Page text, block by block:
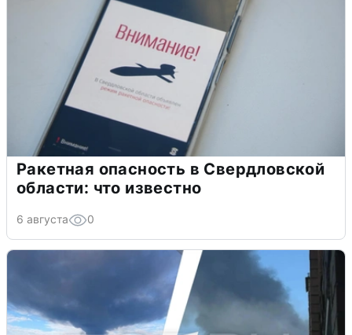
Ракетная опасность в Свердловской
области: что известно
6 августа 0